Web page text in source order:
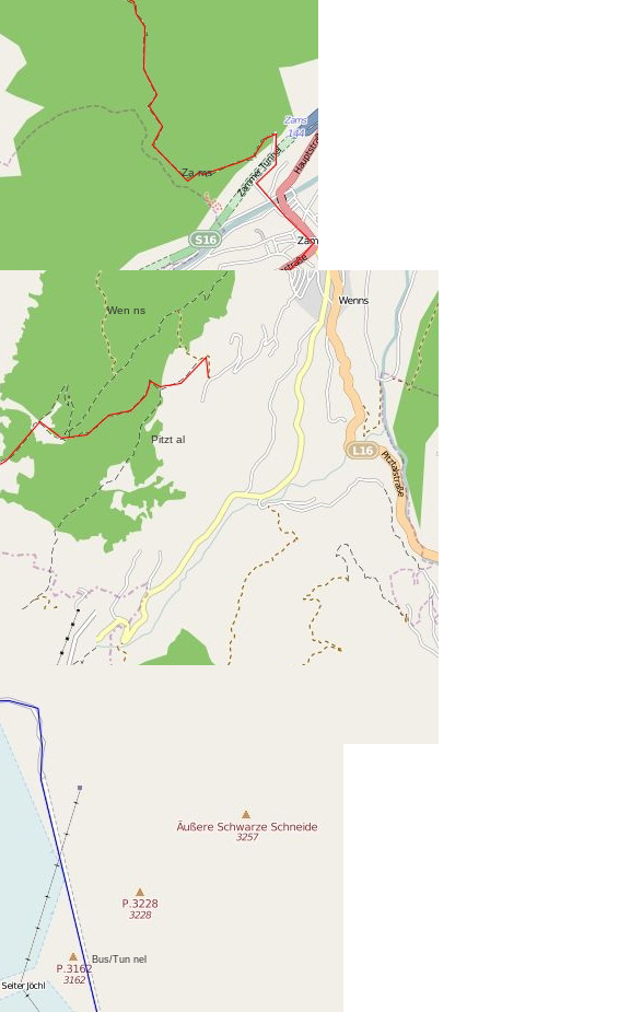
Zams
Wen ns
Pitzt al
Bus/Tun nel